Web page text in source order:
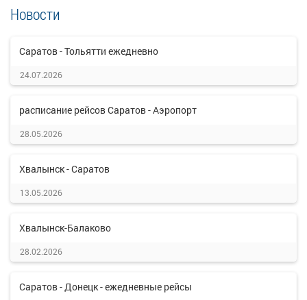
Новости
Саратов - Тольятти ежедневно
24.07.2026
расписание рейсов Саратов - Аэропорт
28.05.2026
Хвалынск - Саратов
13.05.2026
Хвалынск-Балаково
28.02.2026
Саратов - Донецк - ежедневные рейсы